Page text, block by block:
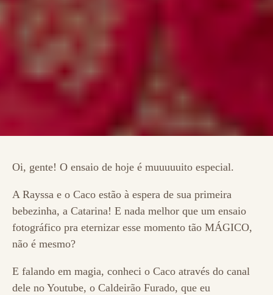
Oi, gente! O ensaio de hoje é muuuuuito especial.
A Rayssa e o Caco estão à espera de sua primeira
bebezinha, a Catarina! E nada melhor que um ensaio
fotográfico pra eternizar esse momento tão MÁGICO,
não é mesmo?
E falando em magia, conheci o Caco através do canal
dele no Youtube, o Caldeirão Furado, que eu